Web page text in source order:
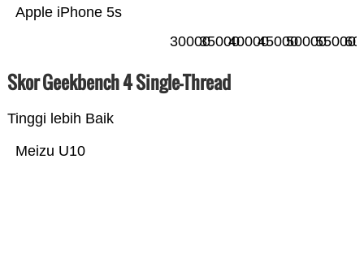
Apple iPhone 5s
300003500040000450005000055000
Skor Geekbench 4 Single-Thread
Tinggi lebih Baik
Meizu U10